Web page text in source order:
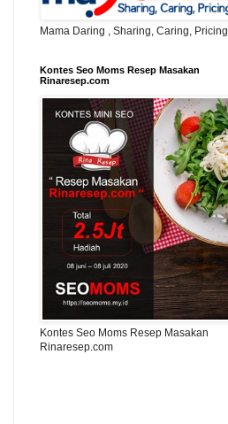
Mama Daring , Sharing, Caring, Pricing
Kontes Seo Moms Resep Masakan
Rinaresep.com
Kontes Seo Moms Resep Masakan
Rinaresep.com